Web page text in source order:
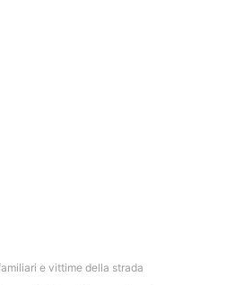
e vittime della strada